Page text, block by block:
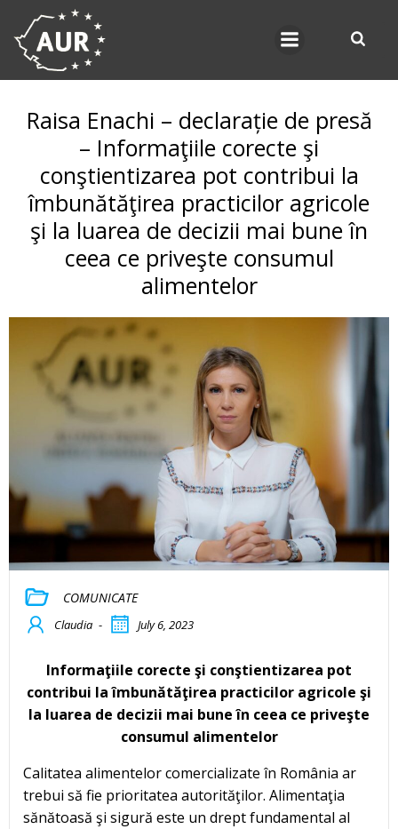
Raisa Enachi – declarație de presă
– Informaţiile corecte şi
conştientizarea pot contribui la
îmbunătăţirea practicilor agricole
şi la luarea de decizii mai bune în
ceea ce priveşte consumul
alimentelor
COMUNICATE
Claudia - July 6, 2023
Informaţiile corecte şi conştientizarea pot
contribui la îmbunătăţirea practicilor agricole şi
la luarea de decizii mai bune în ceea ce priveşte
consumul alimentelor
Calitatea alimentelor comercializate în România ar
trebui să fie prioritatea autorităţilor. Alimentaţia
sănătoasă şi sigură este un drept fundamental al